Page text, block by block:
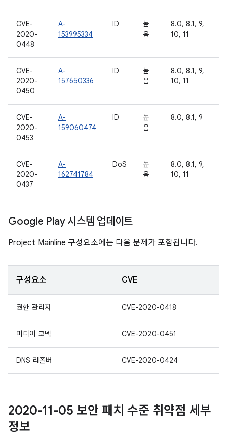
CVE-
2020-
0448
A-
153995334
ID
높
음
8.0, 8.1, 9,
10, 11
CVE-
2020-
0450
A-
157650336
ID
높
음
8.0, 8.1, 9,
10, 11
CVE-
2020-
0453
A-
159060474
ID
높
음
8.0, 8.1, 9
CVE-
2020-
0437
A-
162741784
DoS
높
음
8.0, 8.1, 9,
10, 11
Google Play 시스템 업데이트
Project Mainline 구성요소에는 다음 문제가 포함됩니다.
구성요소 CVE
권한 관리자 CVE-2020-0418
미디어 코덱 CVE-2020-0451
DNS 리졸버 CVE-2020-0424
2020-11-05 보안 패치 수준 취약점 세부
정보